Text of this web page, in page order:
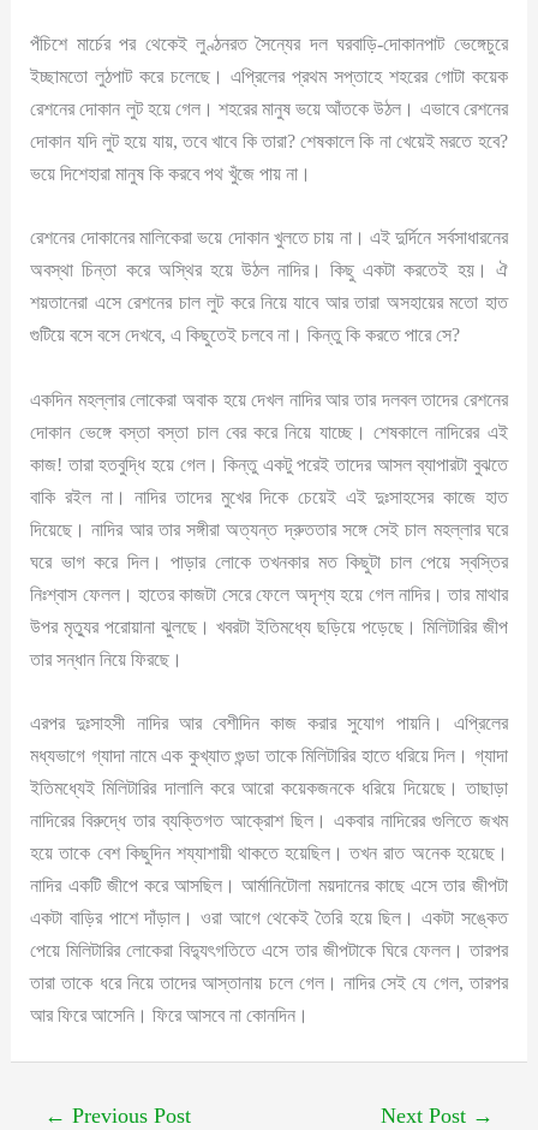
পঁচিশে মার্চের পর থেকেই লুণ্ঠনরত সৈন্যের দল ঘরবাড়ি-দোকানপাট ভেঙ্গেচুরে
ইচ্ছামতো লুঠপাট করে চলেছে। এপ্রিলের প্রথম সপ্তাহে শহরের গোটা কয়েক
রেশনের দোকান লুট হয়ে গেল। শহরের মানুষ ভয়ে আঁতকে উঠল। এভাবে রেশনের
দোকান যদি লুট হয়ে যায়, তবে খাবে কি তারা? শেষকালে কি না খেয়েই মরতে হবে?
ভয়ে দিশেহারা মানুষ কি করবে পথ খুঁজে পায় না।
রেশনের দোকানের মালিকেরা ভয়ে দোকান খুলতে চায় না। এই দুর্দিনে সর্বসাধারনের
অবস্থা চিন্তা করে অস্থির হয়ে উঠল নাদির। কিছু একটা করতেই হয়। ঐ
শয়তানেরা এসে রেশনের চাল লুট করে নিয়ে যাবে আর তারা অসহায়ের মতো হাত
গুটিয়ে বসে বসে দেখবে, এ কিছুতেই চলবে না। কিন্তু কি করতে পারে সে?
একদিন মহল্লার লোকেরা অবাক হয়ে দেখল নাদির আর তার দলবল তাদের রেশনের
দোকান ভেঙ্গে বস্তা বস্তা চাল বের করে নিয়ে যাচ্ছে। শেষকালে নাদিরের এই
কাজ! তারা হতবুদ্ধি হয়ে গেল। কিন্তু একটু পরেই তাদের আসল ব্যাপারটা বুঝতে
বাকি রইল না। নাদির তাদের মুখের দিকে চেয়েই এই দুঃসাহসের কাজে হাত
দিয়েছে। নাদির আর তার সঙ্গীরা অত্যন্ত দ্রুততার সঙ্গে সেই চাল মহল্লার ঘরে
ঘরে ভাগ করে দিল। পাড়ার লোকে তখনকার মত কিছুটা চাল পেয়ে স্বস্তির
নিঃশ্বাস ফেলল। হাতের কাজটা সেরে ফেলে অদৃশ্য হয়ে গেল নাদির। তার মাথার
উপর মৃত্যুর পরোয়ানা ঝুলছে। খবরটা ইতিমধ্যে ছড়িয়ে পড়েছে। মিলিটারির জীপ
তার সন্ধান নিয়ে ফিরছে।
এরপর দুঃসাহসী নাদির আর বেশীদিন কাজ করার সুযোগ পায়নি। এপ্রিলের
মধ্যভাগে গ্যাদা নামে এক কুখ্যাত গুন্ডা তাকে মিলিটারির হাতে ধরিয়ে দিল। গ্যাদা
ইতিমধ্যেই মিলিটারির দালালি করে আরো কয়েকজনকে ধরিয়ে দিয়েছে। তাছাড়া
নাদিরের বিরুদ্ধে তার ব্যক্তিগত আক্রোশ ছিল। একবার নাদিরের গুলিতে জখম
হয়ে তাকে বেশ কিছুদিন শয্যাশায়ী থাকতে হয়েছিল। তখন রাত অনেক হয়েছে।
নাদির একটি জীপে করে আসছিল। আর্মানিটোলা ময়দানের কাছে এসে তার জীপটা
একটা বাড়ির পাশে দাঁড়াল। ওরা আগে থেকেই তৈরি হয়ে ছিল। একটা সঙ্কেত
পেয়ে মিলিটারির লোকেরা বিদ্যুৎগতিতে এসে তার জীপটাকে ঘিরে ফেলল। তারপর
তারা তাকে ধরে নিয়ে তাদের আস্তানায় চলে গেল। নাদির সেই যে গেল, তারপর
আর ফিরে আসেনি। ফিরে আসবে না কোনদিন।
← Previous Post Next Post →